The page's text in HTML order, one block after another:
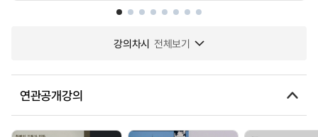
강의차시 전체보기
연관공개강의